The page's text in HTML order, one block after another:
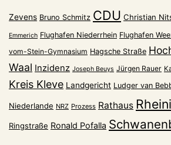
Zevens Bruno Schmitz CDU Christian
Emmerich Flughafen Niederrhein Flughafen
vom-Stein-Gymnasium Hagsche Straße
Waal Inzidenz Joseph Beuys Jürgen Rauer
Kreis Kleve Landgericht Ludger van
Niederlande NRZ Prozess Rathaus
Ringstraße Ronald Pofalla